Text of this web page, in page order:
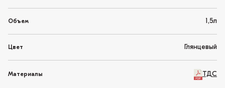
Объем 1,5л
Цвет Глянцевый
Материалы ТДС